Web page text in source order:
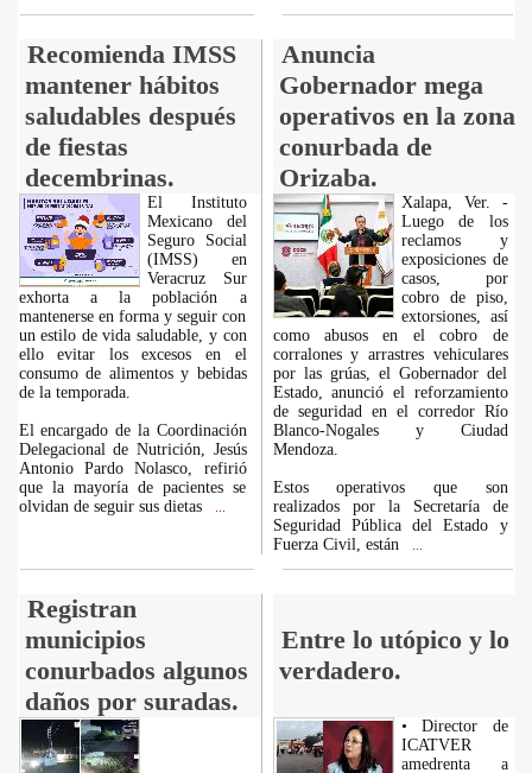
Recomienda IMSS
mantener hábitos
saludables después
de fiestas
decembrinas.
Anuncia
Gobernador mega
operativos en la zona
conurbada de
Orizaba.
El Instituto
Mexicano del
Seguro Social
(IMSS) en
Veracruz Sur
exhorta a la población a
mantenerse en forma y seguir con
un estilo de vida saludable, y con
ello evitar los excesos en el
consumo de alimentos y bebidas
de la temporada.
El encargado de la Coordinación
Delegacional de Nutrición, Jesús
Antonio Pardo Nolasco, refirió
que la mayoría de pacientes se
olvidan de seguir sus dietas
Xalapa, Ver. -
Luego de los
reclamos y
exposiciones de
casos, por
cobro de piso,
extorsiones, así
como abusos en el cobro de
corralones y arrastres vehiculares
por las grúas, el Gobernador del
Estado, anunció el reforzamiento
de seguridad en el corredor Río
Blanco-Nogales y Ciudad
Mendoza.
Estos operativos que son
realizados por la Secretaría de
Seguridad Pública del Estado y
Fuerza Civil, están
Registran
municipios
conurbados algunos
daños por suradas.
Entre lo utópico y lo
verdadero.
• Director de
ICATVER
amedrenta a